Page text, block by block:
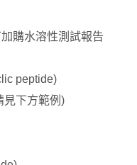
購水溶性測試報告
peptide)
見下方範例)